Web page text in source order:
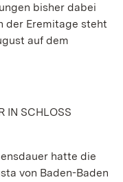
bisher dabei
der Eremitage steht
auf dem
IN SCHLOSS
hatte die
von Baden-Baden